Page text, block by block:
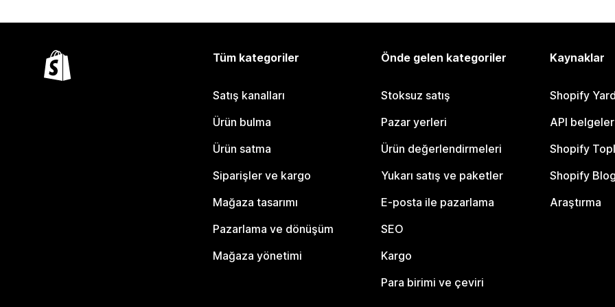
Tüm kategoriler
Satış kanalları
Ürün bulma
Ürün satma
Siparişler ve kargo
Mağaza tasarımı
Pazarlama ve dönüşüm
Mağaza yönetimi
Önde gelen kategoriler
Stoksuz satış
Pazar yerleri
Ürün değerlendirmeleri
Yukarı satış ve paketler
E-posta ile pazarlama
SEO
Kargo
Para birimi ve çeviri
Kaynaklar
Shopify
API
Shopify
Shopify
Araştırma